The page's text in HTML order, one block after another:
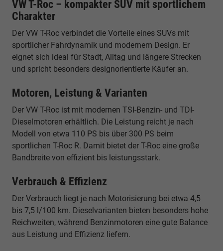
VW T-Roc – kompakter SUV mit sportlichem
Charakter
Der VW T-Roc verbindet die Vorteile eines SUVs mit
sportlicher Fahrdynamik und modernem Design. Er
eignet sich ideal für Stadt, Alltag und längere Strecken
und spricht besonders designorientierte Käufer an.
Motoren, Leistung & Varianten
Der VW T-Roc ist mit modernen TSI-Benzin- und TDI-
Dieselmotoren erhältlich. Die Leistung reicht je nach
Modell von etwa 110 PS bis über 300 PS beim
sportlichen T-Roc R. Damit bietet der T-Roc eine große
Bandbreite von effizient bis leistungsstark.
Verbrauch & Effizienz
Der Verbrauch liegt je nach Motorisierung bei etwa 4,5
bis 7,5 l/100 km. Dieselvarianten bieten besonders hohe
Reichweiten, während Benzinmotoren eine gute Balance
aus Leistung und Effizienz liefern.